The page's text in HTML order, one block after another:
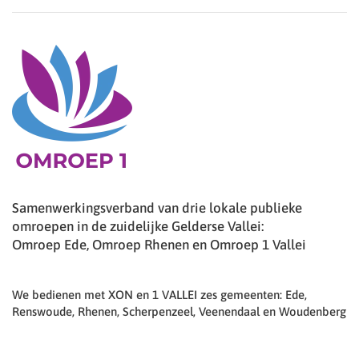
Samenwerkingsverband van drie lokale publieke
omroepen in de zuidelijke Gelderse Vallei:
Omroep Ede, Omroep Rhenen en Omroep 1 Vallei
We bedienen met XON en 1 VALLEI zes gemeenten: Ede,
Renswoude, Rhenen, Scherpenzeel, Veenendaal en Woudenberg